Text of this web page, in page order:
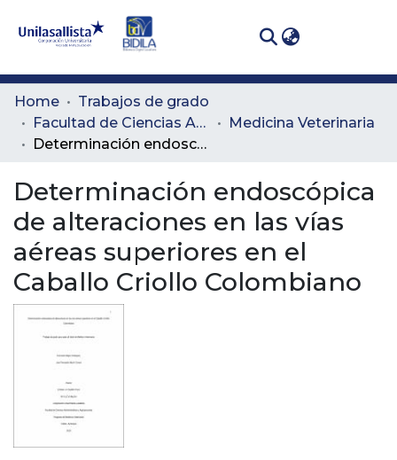
Communities
& Collections
Statistics
Home
Trabajos de grado
Facultad de Ciencias Administrativas y Agropecuarias
Medicina Veterinaria
Determinación endoscópica de alteraciones en las vías aéreas superiores en el Caballo Criollo Colombiano
Determinación endoscópica
de alteraciones en las vías
aéreas superiores en el
Caballo Criollo Colombiano